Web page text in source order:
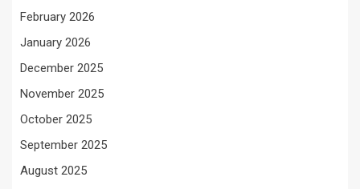
February 2026
January 2026
December 2025
November 2025
October 2025
September 2025
August 2025